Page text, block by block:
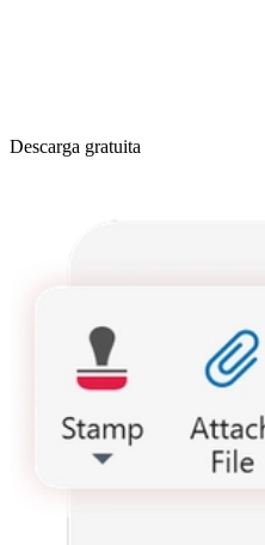
Descarga gratuita